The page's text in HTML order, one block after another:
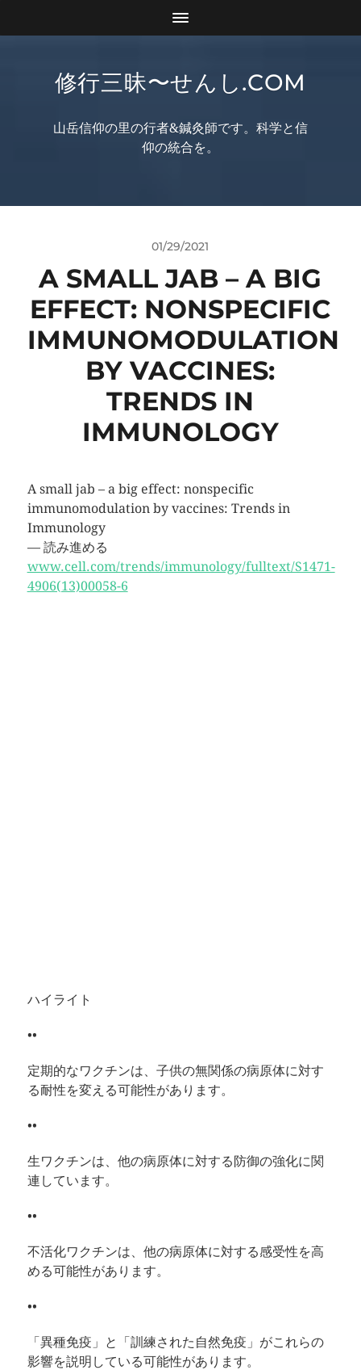
修行三昧〜せんし.COM
山岳信仰の里の行者&鍼灸師です。科学と信
仰の統合を。
01/29/2021
A SMALL JAB – A BIG
EFFECT: NONSPECIFIC
IMMUNOMODULATION
BY VACCINES:
TRENDS IN
IMMUNOLOGY
A small jab – a big effect: nonspecific
immunomodulation by vaccines: Trends in
Immunology
— 読み進める
www.cell.com/trends/immunology/fulltext/S1471-
4906(13)00058-6
ハイライト
••
定期的なワクチンは、子供の無関係の病原体に対す
る耐性を変える可能性があります。
••
生ワクチンは、他の病原体に対する防御の強化に関
連しています。
••
不活化ワクチンは、他の病原体に対する感受性を高
める可能性があります。
••
「異種免疫」と「訓練された自然免疫」がこれらの
影響を説明している可能性があります。